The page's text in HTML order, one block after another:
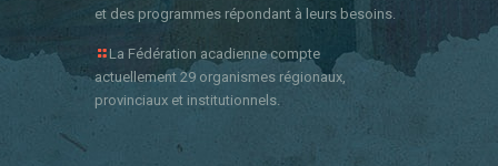
et des programmes répondant à leurs besoins.
La Fédération acadienne compte
actuellement 29 organismes régionaux,
provinciaux et institutionnels.